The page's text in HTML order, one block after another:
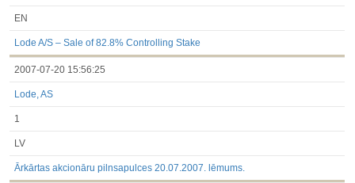
EN
Lode A/S – Sale of 82.8% Controlling Stake
2007-07-20 15:56:25
Lode, AS
1
LV
Ārkārtas akcionāru pilnsapulces 20.07.2007. lēmums.